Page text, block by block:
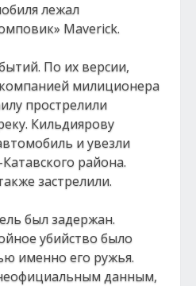
лежал
Maverick.
По их версии,
милиционера
прострелили
Кильдиярову
и увезли
района.
застрелили.
был задержан.
убийство было
именно его ружья.
данным,